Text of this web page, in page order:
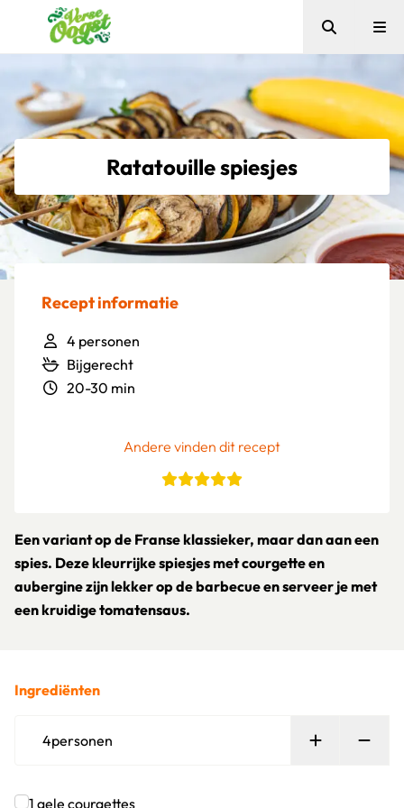
Verse Oogst
Zoeken
Ratatouille spiesjes
Recept informatie
4 personen
Bijgerecht
20-30 min
Andere vinden dit recept
Een variant op de Franse klassieker, maar dan aan een
spies. Deze kleurrijke spiesjes met courgette en
aubergine zijn lekker op de barbecue en serveer je met
een kruidige tomatensaus.
Ingrediënten
4personen Persoon
1 gele courgettes